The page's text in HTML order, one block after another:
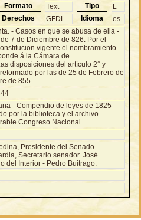
Formato Text Tipo
L
Derechos GFDL Idioma es
- Casos en que se abusa de ella -
7 de Diciembre de 826. Por el
vigente el nombramiento
á la Cámara de
disposiciones del artículo 2° y
por las de 25 de Febrero de
de 855.
- Compendio de leyes de 1825-
por la biblioteca y el archivo
Congreso Nacional
Presidente del Senado -
Secretario senador. José
del Interior - Pedro Buitrago.